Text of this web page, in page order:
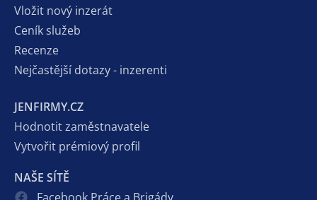
Vložit nový inzerát
Ceník služeb
Recenze
Nejčastější dotazy - inzerenti
JENFIRMY.CZ
Hodnotit zaměstnavatele
Vytvořit prémiový profil
NAŠE SÍTĚ